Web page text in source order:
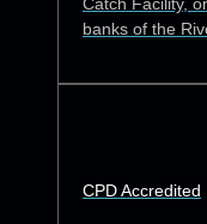
Catch Facility,
banks of the
CPD Accredited